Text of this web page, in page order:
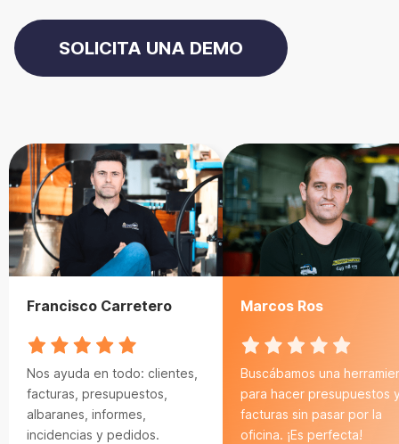
SOLICITA UNA DEMO
Francisco Carretero
Nos ayuda en todo: clientes,
facturas, presupuestos,
albaranes, informes,
incidencias y pedidos.
Marcos Ros
Buscábamos una
para hacer presupuestos
facturas sin pasar por la
oficina. ¡Es perfecta!